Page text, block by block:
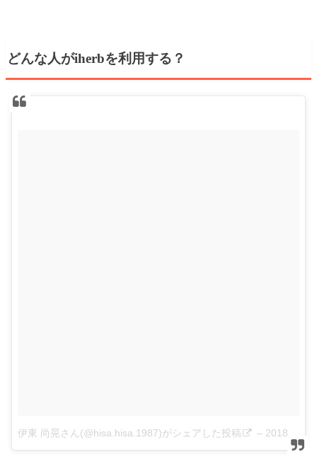
どんな人がiherbを利用する？
伊東 尚晃さん(@hisa.hisa.1987)がシェアした投稿 – 2018年 5月月3日午後11時11分PDT